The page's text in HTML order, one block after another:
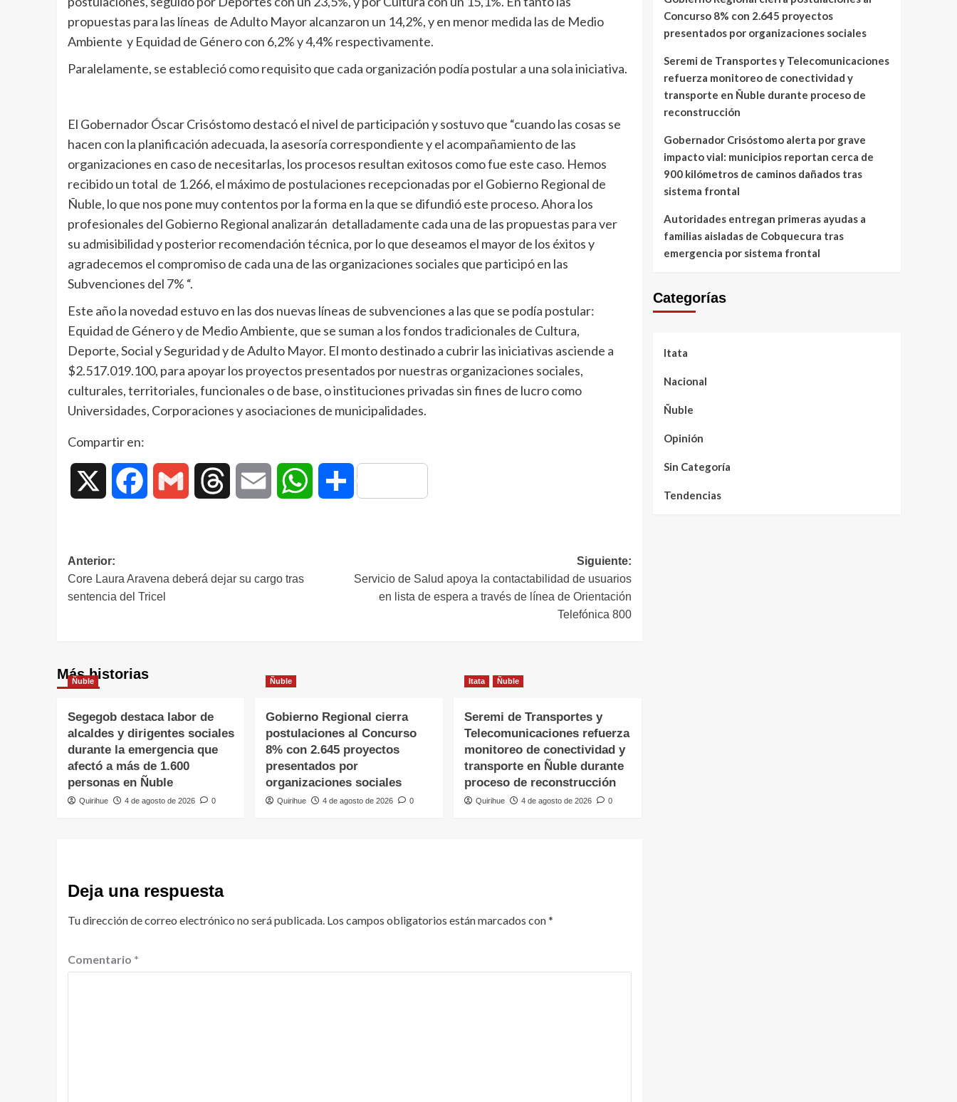
propuestas para las líneas de Adulto Mayor alcanzaron un 14,2%, y en menor medida las de Medio
Ambiente y Equidad de Género con 6,2% y 4,4% respectivamente.
Paralelamente, se estableció como requisito que cada organización podía postular a una sola iniciativa.
El Gobernador Óscar Crisóstomo destacó el nivel de participación y sostuvo que “cuando las cosas se
hacen con la planificación adecuada, la asesoría correspondiente y el acompañamiento de las
organizaciones en caso de necesitarlas, los procesos resultan exitosos como fue este caso. Hemos
recibido un total de 1.266, el máximo de postulaciones recepcionadas por el Gobierno Regional de
Ñuble, lo que nos pone muy contentos por la forma en la que se difundió este proceso. Ahora los
profesionales del Gobierno Regional analizarán detalladamente cada una de las propuestas para ver
su admisibilidad y posterior recomendación técnica, por lo que deseamos el mayor de los éxitos y
agradecemos el compromiso de cada una de las organizaciones sociales que participó en las
Subvenciones del 7% “.
Este año la novedad estuvo en las dos nuevas líneas de subvenciones a las que se podía postular:
Equidad de Género y de Medio Ambiente, que se suman a los fondos tradicionales de Cultura,
Deporte, Social y Seguridad y de Adulto Mayor. El monto destinado a cubrir las iniciativas asciende a
$2.517.019.100, para apoyar los proyectos presentados por nuestras organizaciones sociales,
culturales, territoriales, funcionales o de base, o instituciones privadas sin fines de lucro como
Universidades, Corporaciones y asociaciones de municipalidades.
Compartir en:
Facebook Gmail Threads Email WhatsAppCompartir
Anterior:
Core Laura Aravena deberá dejar su cargo tras
sentencia del Tricel
Siguiente:
Servicio de Salud apoya la contactabilidad de usuarios
en lista de espera a través de línea de Orientación
Telefónica 800
Más historias
Ñuble
Segegob destaca labor de
alcaldes y dirigentes sociales
durante la emergencia que
afectó a más de 1.600
personas en Ñuble
Quirihue 4 de agosto de 2026 0
Ñuble
Gobierno Regional cierra
postulaciones al Concurso
8% con 2.645 proyectos
presentados por
organizaciones sociales
Quirihue 4 de agosto de 2026 0
Itata Ñuble
Seremi de Transportes y
Telecomunicaciones refuerza
monitoreo de conectividad y
transporte en Ñuble durante
proceso de reconstrucción
Quirihue 4 de agosto de 2026 0
Deja una respuesta
Tu dirección de correo electrónico no será publicada. Los campos obligatorios están marcados con*
Comentario *
Concurso 8% con 2.645 proyectos
presentados por organizaciones sociales
Seremi de Transportes y Telecomunicaciones
refuerza monitoreo de conectividad y
transporte en Ñuble durante proceso de
reconstrucción
Gobernador Crisóstomo alerta por grave
impacto vial: municipios reportan cerca de
900 kilómetros de caminos dañados tras
sistema frontal
Autoridades entregan primeras ayudas a
familias aisladas de Cobquecura tras
emergencia por sistema frontal
Categorías
Itata
Nacional
Ñuble
Opinión
Sin Categoría
Tendencias